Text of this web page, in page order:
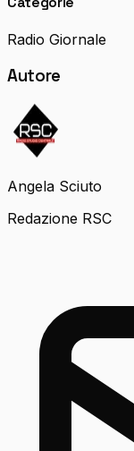
Radio Giornale
Autore
Angela Sciuto
Redazione RSC